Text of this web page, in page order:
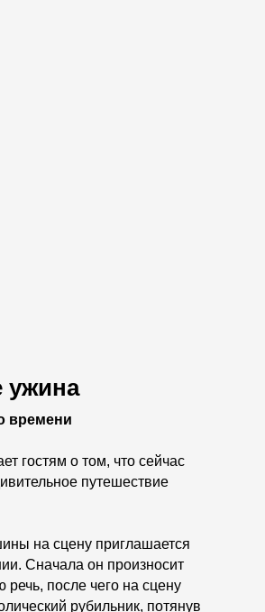
ужина
времени
гостям о том, что сейчас
путешествие
на сцену приглашается
Сначала он произносит
речь, после чего на сцену
рубильник, потянув